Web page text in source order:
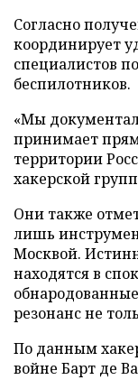
Согласно
координирует
специалистов
беспилотников.
«Мы
принимает
территории
хакерской
Они также
лишь
Москвой.
находятся в
резонанс не
По данным
войне Барт де